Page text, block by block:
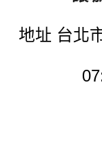
地址 台北